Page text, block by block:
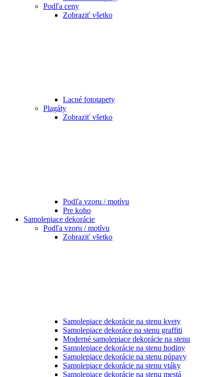
Podľa ceny
Zobraziť všetko
Lacné fototapety
Plagáty
Zobraziť všetko
Podľa vzoru / motívu
Pre koho
Samolepiace dekorácie
Podľa vzoru / motívu
Zobraziť všetko
Samolepiace dekorácie na stenu kvety
Samolepiace dekoráce na stenu graffiti
Moderné samolepiace dekorácie na stenu
Samolepiace dekorácie na stenu hodiny
Samolepiace dekorácie na stenu púpavy
Samolepiace dekorácie na stenu vtáky
Samolepiace dekorácie na stenu mestá